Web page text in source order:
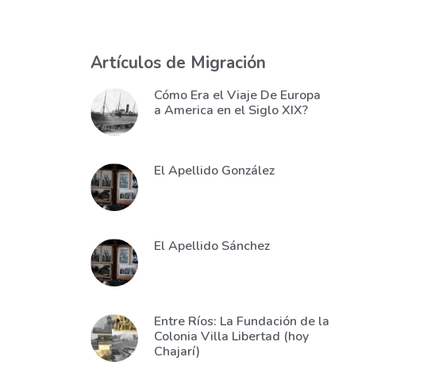
Artículos de Migración
Cómo Era el Viaje De Europa
a America en el Siglo XIX?
El Apellido González
El Apellido Sánchez
Entre Ríos: La Fundación de la
Colonia Villa Libertad (hoy
Chajarí)